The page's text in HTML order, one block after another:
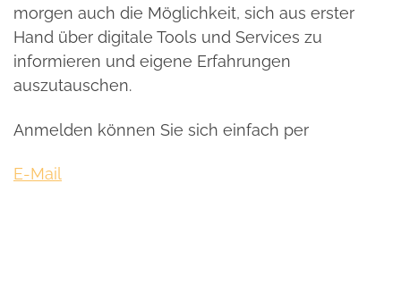
morgen auch die Möglichkeit, sich aus erster
Hand über digitale Tools und Services zu
informieren und eigene Erfahrungen
auszutauschen.
Anmelden können Sie sich einfach per
E-Mail